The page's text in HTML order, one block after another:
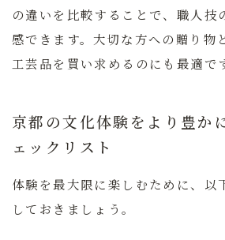
の違いを比較することで、職人技
感できます。大切な方への贈り物
工芸品を買い求めるのにも最適で
京都の文化体験をより豊か
ェックリスト
体験を最大限に楽しむために、以
しておきましょう。